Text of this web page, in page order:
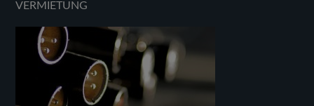
VERMIETUNG